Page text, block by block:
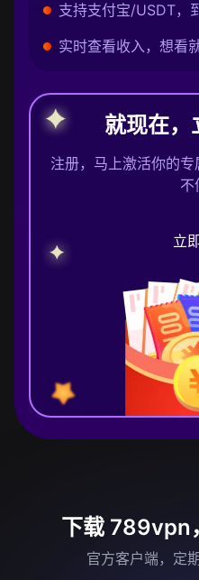
支持支付宝/USDT，
实时查看收入，想看
就现在，
注册，马上激活你的
不
立
下载 789vpn
官方客户端，定